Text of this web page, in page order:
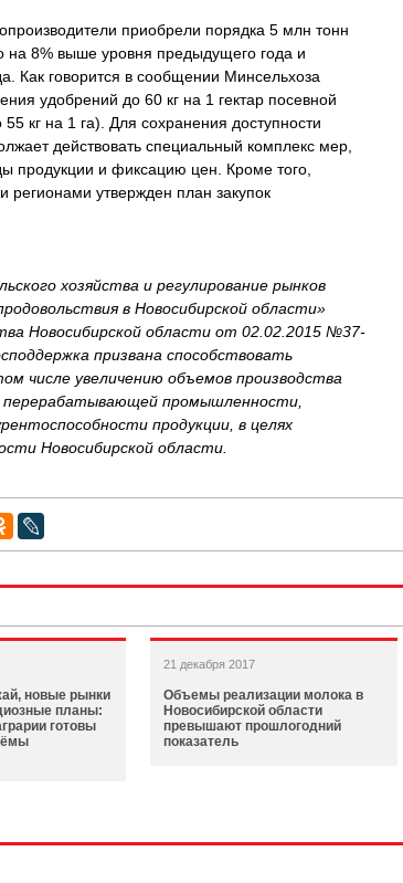
приобрели порядка 5 млн тонн
8% выше уровня предыдущего года и
Как говорится в сообщении Минсельхоза
удобрений до 60 кг на 1 гектар посевной
кг на 1 га). Для сохранения доступности
действовать специальный комплекс мер,
продукции и фиксацию цен. Кроме того,
утвержден план закупок
хозяйства и регулирование рынков
в Новосибирской области»
Новосибирской области от 02.02.2015 №37-
призвана способствовать
числе увеличению объемов производства
перерабатывающей промышленности,
продукции, в целях
Новосибирской области.
новые рынки
планы:
готовы
21 декабря 2017
Объемы реализации молока в
Новосибирской области
превышают прошлогодний
показатель